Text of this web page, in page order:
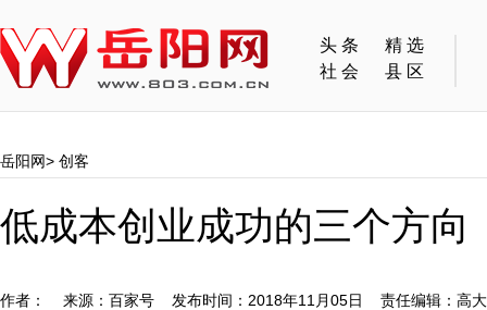
头条
精选
社会
县区
岳阳网> 创客
低成本创业成功的三个方向
作者： 来源：百家号 发布时间：2018年11月05日 责任编辑：高